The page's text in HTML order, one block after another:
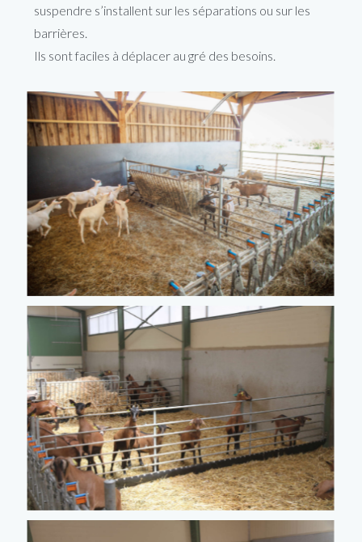
suspendre s’installent sur les séparations ou sur les
barrières.
Ils sont faciles à déplacer au gré des besoins.